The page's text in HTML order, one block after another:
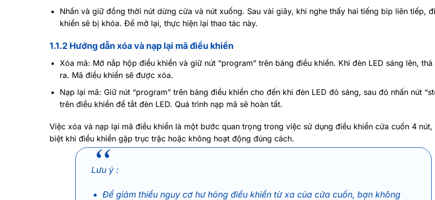
Nhấn và giữ đồng thời nút dừng cửa và nút xuống. Sau vài giây, khi nghe thấy hai tiếng bip liên tiếp,
khiển sẽ bị khóa. Để mở lại, thực hiện lại thao tác này.
1.1.2 Hướng dẫn xóa và nạp lại mã điều khiển
Xóa mã: Mở nắp hộp điều khiển và giữ nút “program” trên bảng điều khiển. Khi đèn LED sáng lên, thả
ra. Mã điều khiển sẽ được xóa.
Nạp lại mã: Giữ nút “program” trên bảng điều khiển cho đến khi đèn LED đỏ sáng, sau đó nhấn nút
trên điều khiển để tắt đèn LED. Quá trình nạp mã sẽ hoàn tất.
Việc xóa và nạp lại mã điều khiển là một bước quan trọng trong việc sử dụng điều khiển cửa cuốn 4 nút,
biệt khi điều khiển gặp trục trặc hoặc không hoạt động đúng cách.
Lưu ý :
Để giảm thiểu nguy cơ hư hỏng điều khiển từ xa của cửa cuốn, bạn không